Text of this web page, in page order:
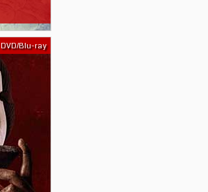
DVD/Blu-ray